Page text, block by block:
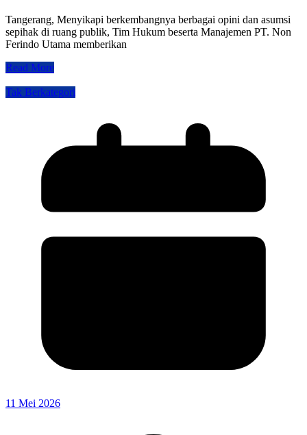
Tangerang, Menyikapi berkembangnya berbagai opini dan asumsi
sepihak di ruang publik, Tim Hukum beserta Manajemen PT. Non
Ferindo Utama memberikan
Read More
Tak Berkategori
11 Mei 2026